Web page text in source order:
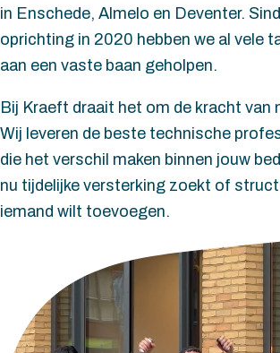
in Enschede, Almelo en Deventer.
oprichting in 2020 hebben we al vele
aan een vaste baan geholpen.
Bij Kraeft draait het om de kracht van
Wij leveren de beste technische
die het verschil maken binnen jouw
nu tijdelijke versterking zoekt of
iemand wilt toevoegen.